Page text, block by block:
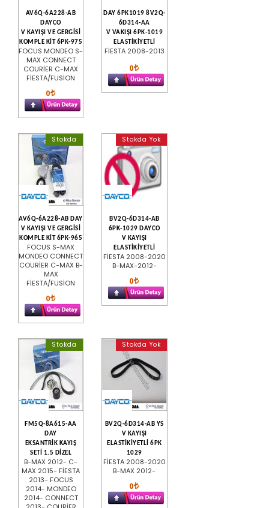
AV6Q-6A228-AB
DAYCO
V KAYIŞI VE GERGİSİ
KOMPLE KİT 6PK-975
FOCUS MONDEO S-
MAX CONNECT
COURİER C-MAX
FİESTA/FUSİON
0
DAY 6PK1019 8V2Q-
6D314-AA
V VAKIŞI 6PK-1019
ELASTİKİYETLİ
FİESTA 2008-2013
0
Stokda
AV6Q-6A228-AB DAY
V KAYIŞI VE GERGİSİ
KOMPLE KİT 6PK-965
FOCUS S-MAX
MONDEO CONNECT
COURİER C-MAX B-
MAX
FİESTA/FUSİON
0
Stokda Yok
BV2Q-6D314-AB
6PK-1029 DAYCO
V KAYIŞI
ELASTİKİYETLİ
FİESTA 2008-2020
B-MAX-2012-
0
Stokda
FM5Q-8A615-AA
DAY
EKSANTRİK KAYIŞ
SETİ 1.5 DİZEL
B-MAX 2012- C-
MAX 2015- FİESTA
2013- FOCUS
2014- MONDEO
2014- CONNECT
Stokda Yok
BV2Q-6D314-AB YS
V KAYIŞI
ELASTİKİYETLİ 6PK
1029
FİESTA 2008-2020
B-MAX 2012-
0